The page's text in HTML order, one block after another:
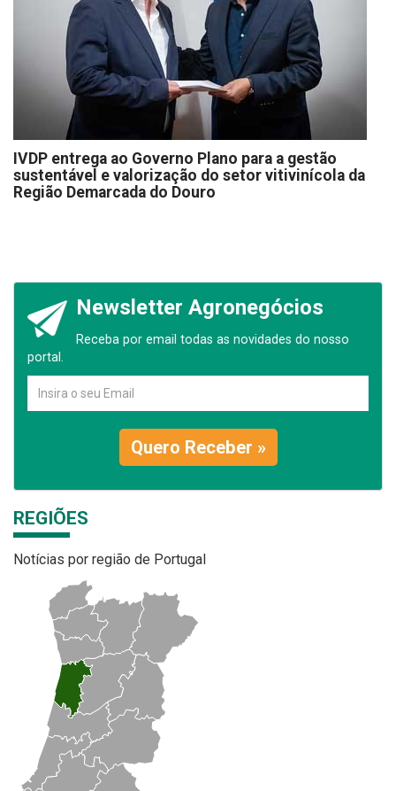
IVDP entrega ao Governo Plano para a gestão
sustentável e valorização do setor vitivinícola da
Região Demarcada do Douro
Newsletter Agronegócios
Receba por email todas as novidades do nosso
portal.
Quero Receber »
REGIÕES
Notícias por região de Portugal